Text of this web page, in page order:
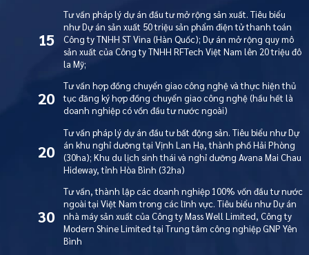
15
Tư vấn pháp lý dự án đầu tư mở rộng sản xuất. Tiêu biểu
như Dự án sản xuất 50 triệu sản phẩm điện tử thanh toán
Công ty TNHH ST Vina (Hàn Quốc); Dự án mở rộng quy mô
sản xuất của Công ty TNHH RFTech Việt Nam lên 20 triệu đô
la Mỹ;
20
Tư vấn hợp đồng chuyển giao công nghệ và thực hiện thủ
tục đăng ký hợp đồng chuyển giao công nghệ (hầu hết là
doanh nghiệp có vốn đầu tư nước ngoài)
20
Tư vấn pháp lý dự án đầu tư bất động sản. Tiêu biểu như Dự
án khu nghỉ dưỡng tại Vịnh Lan Hạ, thành phố Hải Phòng
(30ha); Khu du lịch sinh thái và nghỉ dưỡng Avana Mai Chau
Hideway, tỉnh Hòa Bình (32ha)
30
Tư vấn, thành lập các doanh nghiệp 100% vốn đầu tư nước
ngoài tại Việt Nam trong các lĩnh vực. Tiêu biểu như Dự án
nhà máy sản xuất của Công ty Mass Well Limited, Công ty
Modern Shine Limited tại Trung tâm công nghiệp GNP Yên
Bình